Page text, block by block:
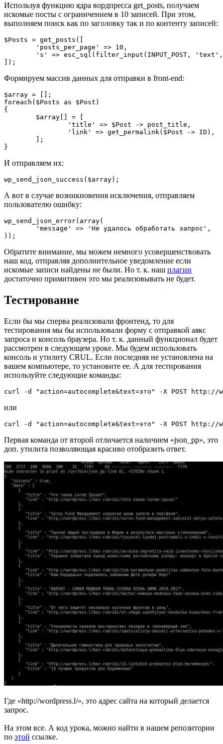
Используя функцию ядра вордпресса get_posts, получаем
искомые посты с ограничением в 10 записей. При этом,
выполняем поиск как по заголовку так и по контенту записей:
$Posts = get_posts([
Формируем массив данных для отправки в front-end:
$array = [];
foreach($Posts as $Post)
{
И отправляем их:
А вот в случае возникновения исключения, отправляем
пользователю ошибку:
wp_send_json_error(array(
Обратите внимание, мы можем немного усовершенствовать
наш код, отправляя дополнительное уведомление если
искомые записи найдены не были. Но т. к. наш плагин
достаточно примитивен это мы реализовывать не будет.
Тестирование
Если бы мы сперва реализовали фронтенд, то для
тестирования мы бы использовали форму с отправкой аякс
запроса и консоль браузера. Но т. к. данный функционал будет
рассмотрен в следующем уроке. Мы будем использовать
консоль и утилиту CRUL. Если последняя не установлена на
вашем компьютере, то установите ее. А для тестирования
используйте следующие команды:
curl -d "action=autocomplete&text=это" -X POST http://
или
curl -d "action=autocomplete&text=это" -X POST http://
Первая команда от второй отличается наличием «json_pp», это
доп. утилита позволяющая красиво отобразить ответ.
Где «http://wordpress.l/», это адрес сайта на который делается
запрос.
На этом все. А код урока, можно найти в нашем репозитории
по этой ссылке.